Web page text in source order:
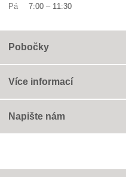
Pá
7:00 – 11:30
Pobočky
Více informací
Napište nám